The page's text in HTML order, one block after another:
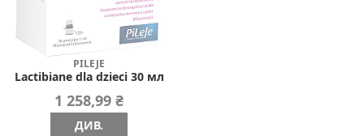
PILEJE
Lactibiane dla dzieci 30 мл
1 258,99 ₴
ДИВ.